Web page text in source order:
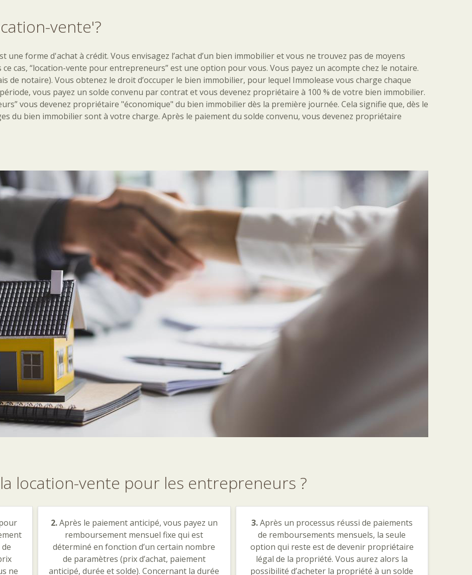
vente'?
forme d'achat à crédit. Vous envisagez l’achat d’un bien immobilier et vous ne trouvez pas de moyens
ce cas, “location-vente pour entrepreneurs” est une option pour vous. Vous payez un acompte chez le notaire.
de notaire). Vous obtenez le droit d’occuper le bien immobilier, pour lequel Immolease vous charge chaque
vous payez un solde convenu par contrat et vous devenez propriétaire à 100 % de votre bien immobilier.
vous devenez propriétaire "économique" du bien immobilier dès la première journée. Cela signifie que, dès le
du bien immobilier sont à votre charge. Après le paiement du solde convenu, vous devenez propriétaire
la location-vente pour les entrepreneurs ?
ne
2.Après le paiement anticipé, vous payez un
remboursement mensuel fixe qui est
déterminé en fonction d’un certain nombre
de paramètres (prix d’achat, paiement
anticipé, durée et solde). Concernant la durée
3.Après un processus réussi de paiements
de remboursements mensuels, la seule
option qui reste est de devenir propriétaire
légal de la propriété. Vous aurez alors la
possibilité d’acheter la propriété à un solde